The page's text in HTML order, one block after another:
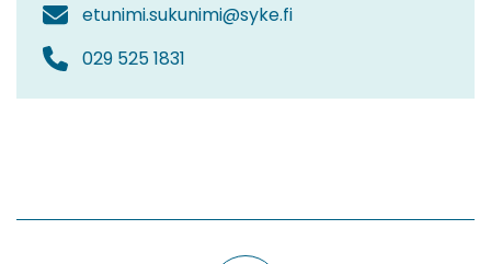
etunimi.sukunimi@syke.fi
029 525 1831